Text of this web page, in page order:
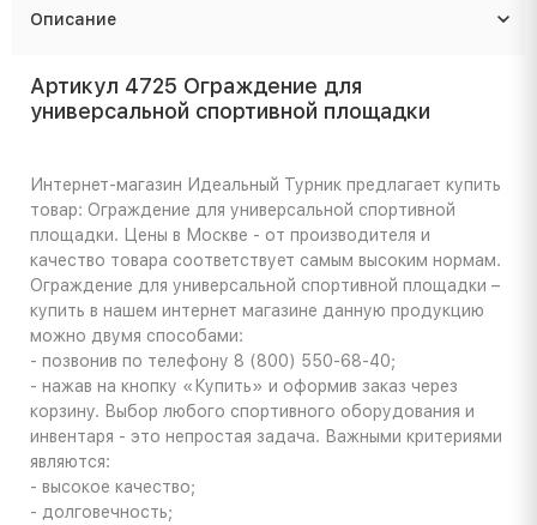
Описание
Артикул 4725 Ограждение для
универсальной спортивной площадки
Интернет-магазин Идеальный Турник предлагает купить
товар: Ограждение для универсальной спортивной
площадки. Цены в Москве - от производителя и
качество товара соответствует самым высоким нормам.
Ограждение для универсальной спортивной площадки –
купить в нашем интернет магазине данную продукцию
можно двумя способами:
- позвонив по телефону 8 (800) 550-68-40;
- нажав на кнопку «Купить» и оформив заказ через
корзину. Выбор любого спортивного оборудования и
инвентаря - это непростая задача. Важными критериями
являются:
- высокое качество;
- долговечность;